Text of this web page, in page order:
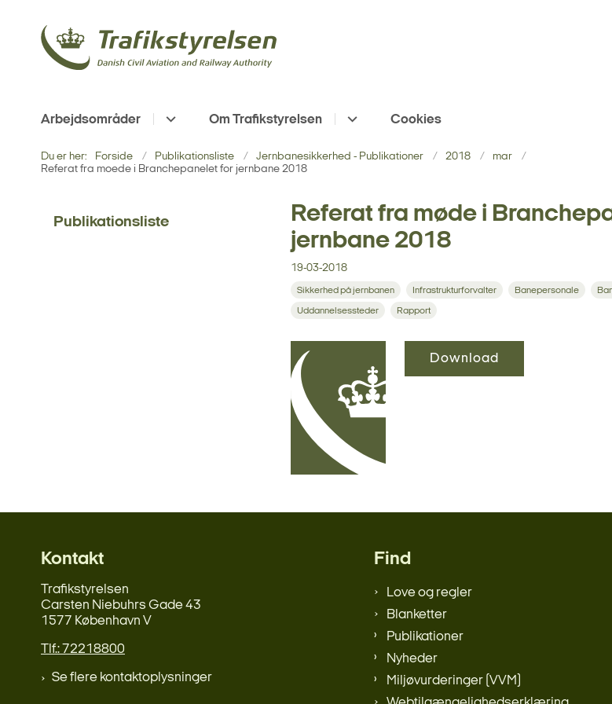
Arbejdsområder Om Trafikstyrelsen Cookies
Du er her: Forside Publikationsliste Jernbanesikkerhed - Publikationer 2018
mar
Referat fra moede i Branchepanelet for jernbane 2018
Publikationsliste
Referat fra møde i
jernbane 2018
19-03-2018
Sikkerhed på jernbanen Infrastrukturforvalter Banepersonale
Uddannelsessteder Rapport
Download
Kontakt
Trafikstyrelsen
Carsten Niebuhrs Gade 43
1577 København V
Tlf.: 72218800
Se flere kontaktoplysninger
Find
Love og regler
Blanketter
Publikationer
Nyheder
Miljøvurderinger (VVM)